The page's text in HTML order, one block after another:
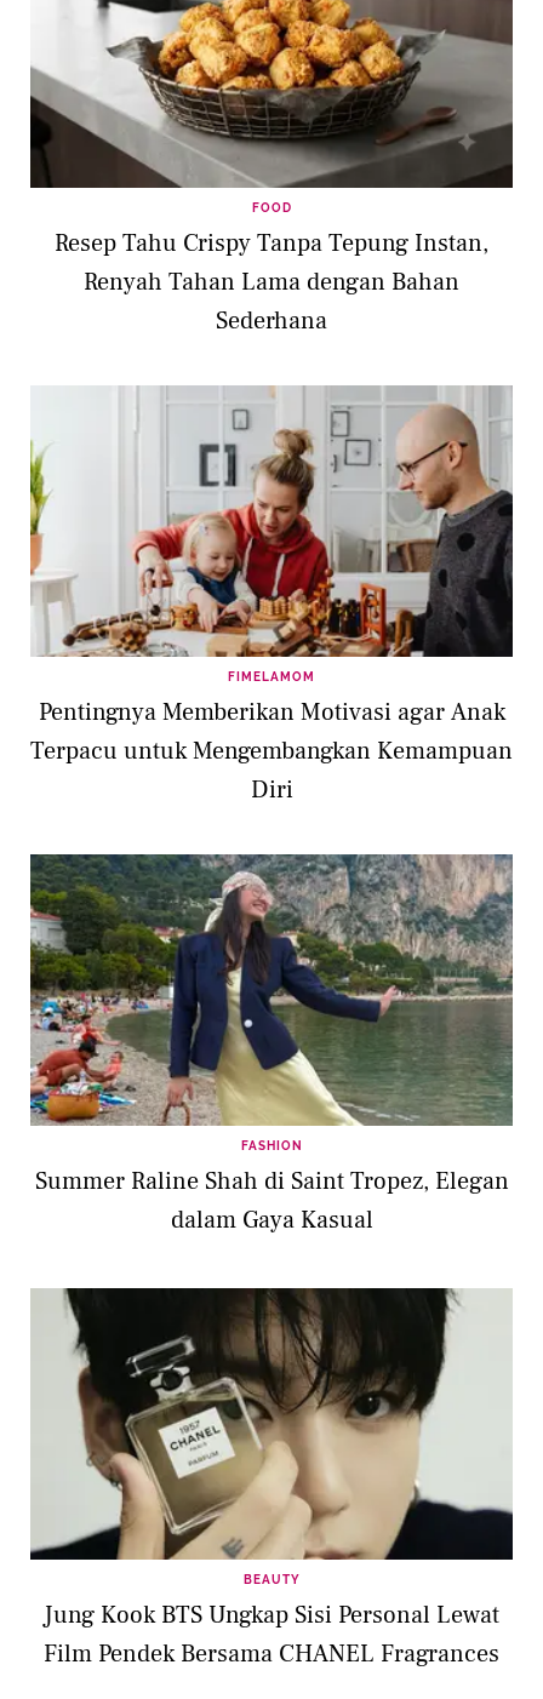
FOOD
Resep Tahu Crispy Tanpa Tepung Instan,
Renyah Tahan Lama dengan Bahan
Sederhana
FIMELAMOM
Pentingnya Memberikan Motivasi agar Anak
Terpacu untuk Mengembangkan Kemampuan
Diri
FASHION
Summer Raline Shah di Saint Tropez, Elegan
dalam Gaya Kasual
BEAUTY
Jung Kook BTS Ungkap Sisi Personal Lewat
Film Pendek Bersama CHANEL Fragrances